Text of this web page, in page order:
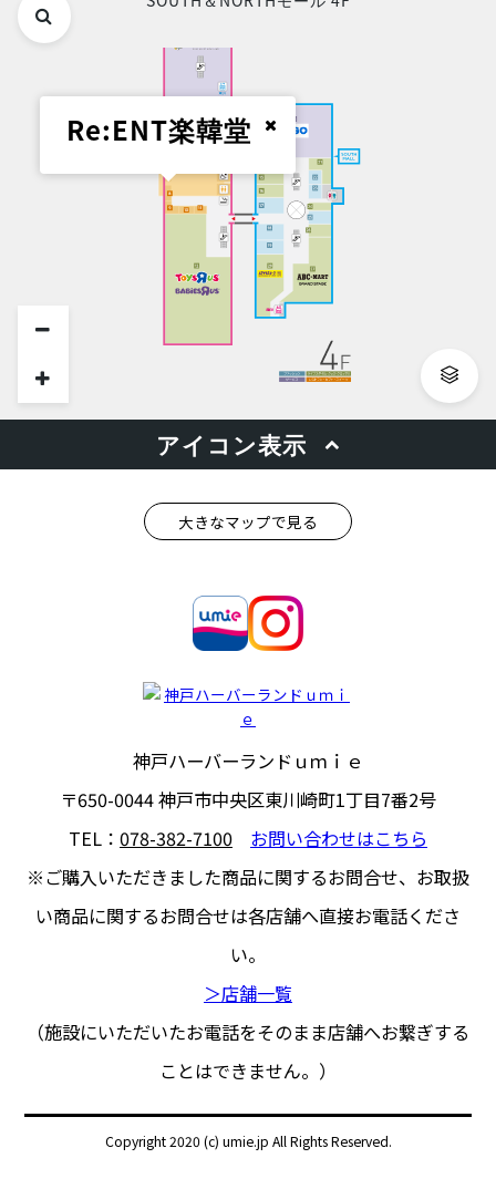
大きなマップで見る
神戸ハーバーランドｕｍｉｅ
〒650-0044神戸市中央区東川崎町1丁目7番2号
TEL： 078-382-7100
お問い合わせはこちら
※ご購入いただきました商品に関するお問合せ、 お取扱
い商品に関するお問合せは各店舗へ直接お電話くださ
い。
＞店舗一覧
（施設にいただいたお電話をそのまま店舗へお繋ぎする
ことはできません。）
Copyright 2020 (c) umie.jp All Rights Reserved.